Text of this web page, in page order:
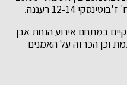
30.10.19 בשעה 17:00 יתקיים במתחם אירוע הנחת אבן
וכן הכרזה על האמנים